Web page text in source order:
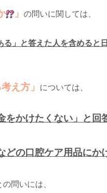
」 の問いに関しては、
る」と答えた人を含めると
え方」 については、
をかけたくない」と回
どの口腔ケア用品にか
の問いには、